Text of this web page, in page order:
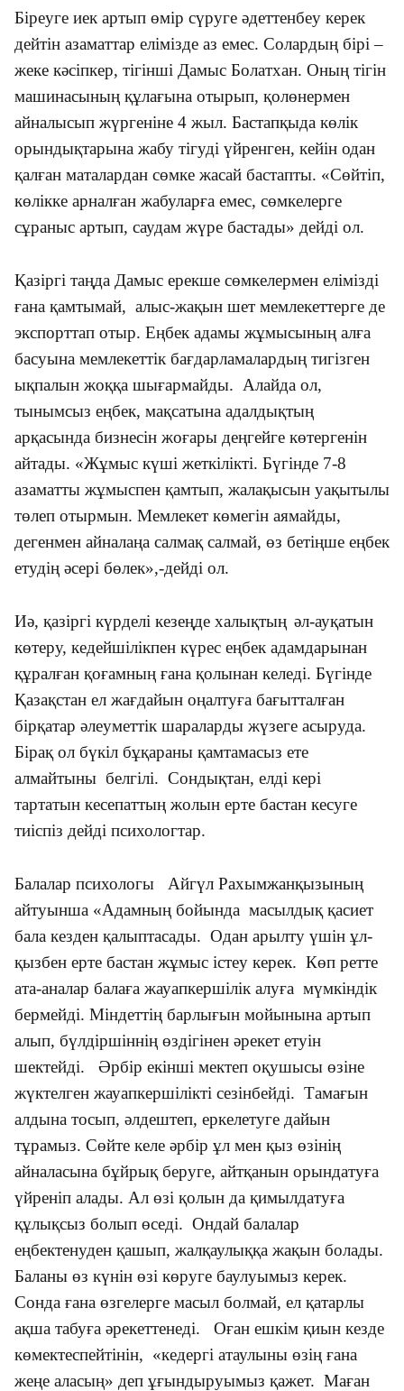
Біреуге иек артып өмір сүруге әдеттенбеу керек
дейтін азаматтар елімізде аз емес. Солардың бірі –
жеке кәсіпкер, тігінші Дамыс Болатхан. Оның тігін
машинасының құлағына отырып, қолөнермен
айналысып жүргеніне 4 жыл. Бастапқыда көлік
орындықтарына жабу тігуді үйренген, кейін одан
қалған маталардан сөмке жасай бастапты. «Сөйтіп,
көлікке арналған жабуларға емес, сөмкелерге
сұраныс артып, саудам жүре бастады» дейді ол.
Қазіргі таңда Дамыс ерекше сөмкелермен елімізді
ғана қамтымай, алыс-жақын шет мемлекеттерге де
экспорттап отыр. Еңбек адамы жұмысының алға
басуына мемлекеттік бағдарламалардың тигізген
ықпалын жоққа шығармайды. Алайда ол,
тынымсыз еңбек, мақсатына адалдықтың
арқасында бизнесін жоғары деңгейге көтергенін
айтады. «Жұмыс күші жеткілікті. Бүгінде 7-8
азаматты жұмыспен қамтып, жалақысын уақытылы
төлеп отырмын. Мемлекет көмегін аямайды,
дегенмен айналаңа салмақ салмай, өз бетіңше еңбек
етудің әсері бөлек»,-дейді ол.
Иә, қазіргі күрделі кезеңде халықтың әл-ауқатын
көтеру, кедейшілікпен күрес еңбек адамдарынан
құралған қоғамның ғана қолынан келеді. Бүгінде
Қазақстан ел жағдайын оңалтуға бағытталған
бірқатар әлеуметтік шараларды жүзеге асыруда.
Бірақ ол бүкіл бұқараны қамтамасыз ете
алмайтыны белгілі. Сондықтан, елді кері
тартатын кесепаттың жолын ерте бастан кесуге
тиіспіз дейді психологтар.
Балалар психологы Айгүл Рахымжанқызының
айтуынша «Адамның бойында масылдық қасиет
бала кезден қалыптасады. Одан арылту үшін ұл-
қызбен ерте бастан жұмыс істеу керек. Көп ретте
ата-аналар балаға жауапкершілік алуға мүмкіндік
бермейді. Міндеттің барлығын мойынына артып
алып, бүлдіршіннің өздігінен әрекет етуін
шектейді. Әрбір екінші мектеп оқушысы өзіне
жүктелген жауапкершілікті сезінбейді. Тамағын
алдына тосып, әлдештеп, еркелетуге дайын
тұрамыз. Сөйте келе әрбір ұл мен қыз өзінің
айналасына бұйрық беруге, айтқанын орындатуға
үйреніп алады. Ал өзі қолын да қимылдатуға
құлықсыз болып өседі. Ондай балалар
еңбектенуден қашып, жалқаулыққа жақын болады.
Баланы өз күнін өзі көруге баулуымыз керек.
Сонда ғана өзгелерге масыл болмай, ел қатарлы
ақша табуға әрекеттенеді. Оған ешкім қиын кезде
көмектеспейтінін, «кедергі атаулыны өзің ғана
жеңе аласың» деп ұғындыруымыз қажет. Маған